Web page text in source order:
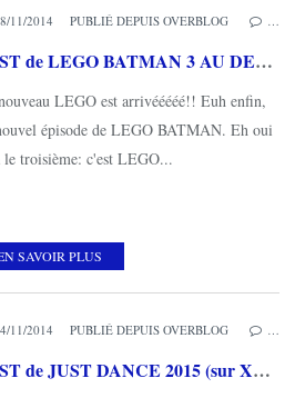
11/2014 PUBLIÉ DEPUIS OVERBLOG …
TEST de LEGO BATMAN 3 AU DELA DE GOTHAM (sur XBOX ONE): toujours aussi carré...
LEGO est arrivééééé!! Euh enfin,
épisode de LEGO BATMAN. Eh oui
le troisième: c'est LEGO...
SAVOIR PLUS
11/2014 PUBLIÉ DEPUIS OVERBLOG …
TEST de JUST DANCE 2015 (sur XBOX ONE): le dancefloor à domicile, c'est toujours possible!